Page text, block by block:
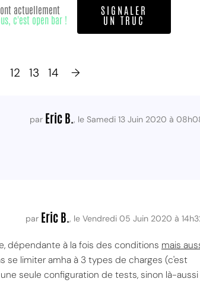
actuellement
c'est open bar !
SIGNALER
UN TRUC
12 13 14 →
par Eric B. , le Samedi 13 Juin 2020 à
par Eric B. , le Vendredi 05 Juin 2020 à
dépendante à la fois des conditions mais
se limiter amha à 3 types de charges (c'est
seule configuration de tests, sinon là-aussi